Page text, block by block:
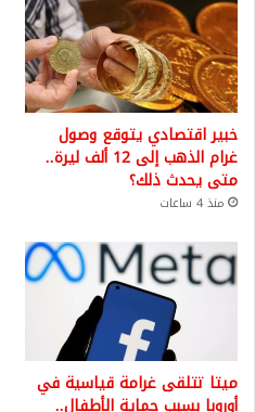
خبير اقتصادي يتوقع وصول
غرام الذهب إلى 12 ألف ليرة..
متى يحدث ذلك؟
منذ 4 ساعات
ميتا تتلقى غرامة قياسية في
أوروبا بسبب حماية الأطفال..